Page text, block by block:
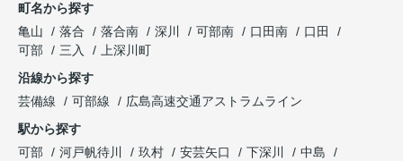
町名から探す
亀山
落合 落合南 深川 可部南 口田南
口田
可部
三入
上深川町
沿線から探す
芸備線
可部線
広島高速交通アストラムライン
駅から探す
可部
河戸帆待川 玖村 安芸矢口 下深川
中島